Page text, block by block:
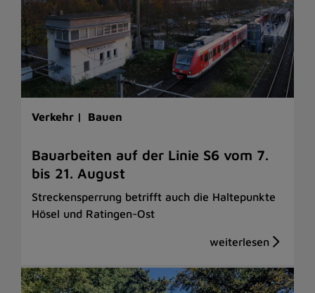
Verkehr | Bauen
Bauarbeiten auf der Linie S6 vom 7.
bis 21. August
Streckensperrung betrifft auch die Haltepunkte
Hösel und Ratingen-Ost